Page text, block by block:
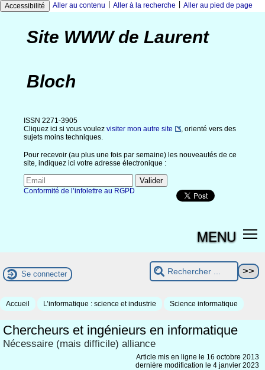
Accessibilité Aller au contenu Aller à la recherche Aller au pied de page
Site WWW de Laurent
Bloch
ISSN 2271-3905
Cliquez ici si vous voulez visiter mon autre site
, orienté vers des
sujets moins techniques.
Pour recevoir (au plus une fois par semaine) les nouveautés de ce
site, indiquez ici votre adresse électronique :
Conformité de l’infolettre au RGPD
MENU
Se connecter
Accueil L’informatique : science et industrie Science informatique
Chercheurs et ingénieurs en informatique
Nécessaire (mais difficile) alliance
Article mis en ligne le 16 octobre 2013
dernière modification le 4 janvier 2023